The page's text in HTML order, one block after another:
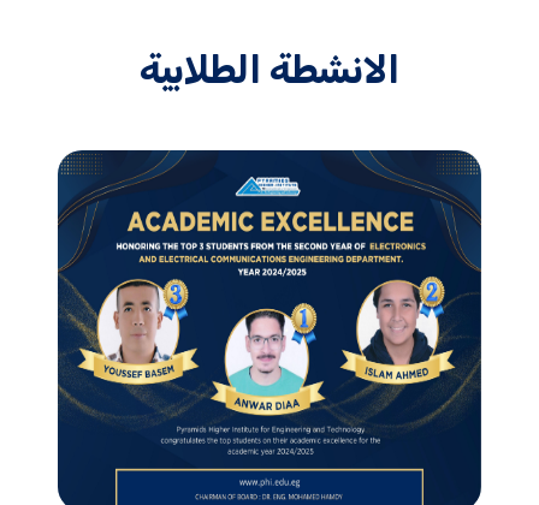
الانشطة الطلابية